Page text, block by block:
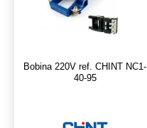
Bobina 220V ref. CHINT NC1-
40-95